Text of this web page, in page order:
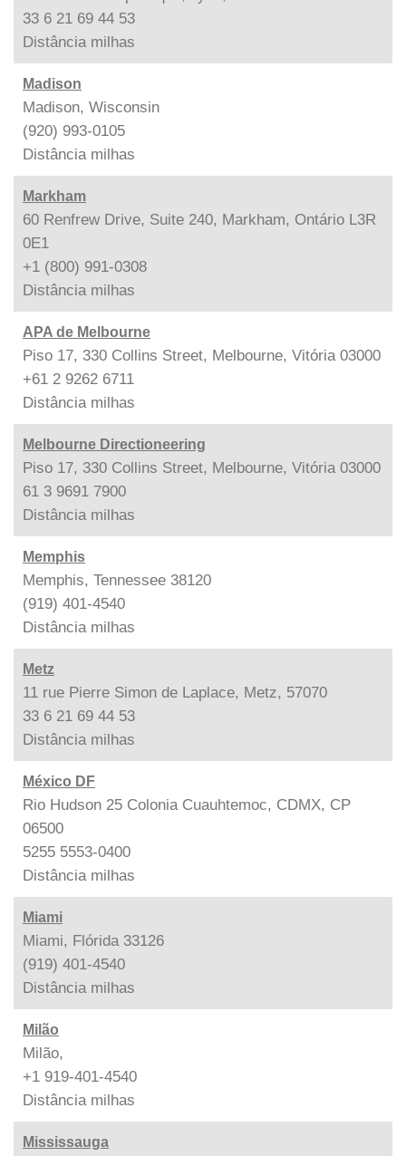
33 6 21 69 44 53
Distância milhas
Madison
Madison, Wisconsin
(920) 993-0105
Distância milhas
Markham
60 Renfrew Drive, Suite 240, Markham, Ontário L3R
0E1
+1 (800) 991-0308
Distância milhas
APA de Melbourne
Piso 17, 330 Collins Street, Melbourne, Vitória 03000
+61 2 9262 6711
Distância milhas
Melbourne Directioneering
Piso 17, 330 Collins Street, Melbourne, Vitória 03000
61 3 9691 7900
Distância milhas
Memphis
Memphis, Tennessee 38120
(919) 401-4540
Distância milhas
Metz
11 rue Pierre Simon de Laplace, Metz, 57070
33 6 21 69 44 53
Distância milhas
México DF
Rio Hudson 25 Colonia Cuauhtemoc, CDMX, CP
06500
5255 5553-0400
Distância milhas
Miami
Miami, Flórida 33126
(919) 401-4540
Distância milhas
Milão
Milão,
+1 919-401-4540
Distância milhas
Mississauga